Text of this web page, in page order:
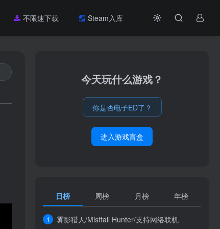
不限速下载 Steam入库
今天玩什么游戏？
你是否电子ED了？
进入游戏盲盒
日榜 周榜 月榜 年榜
1 雾影猎人/Mistfall Hunter/支持网络联机